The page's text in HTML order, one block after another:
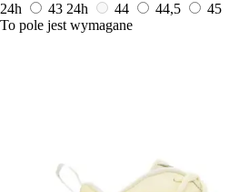
24h
43 24h 44 44,5
45
To pole jest wymagane